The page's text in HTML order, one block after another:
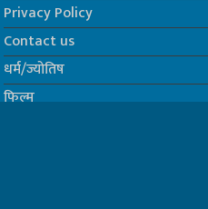
Privacy Policy
Contact us
धर्म/ज्योतिष
फिल्म